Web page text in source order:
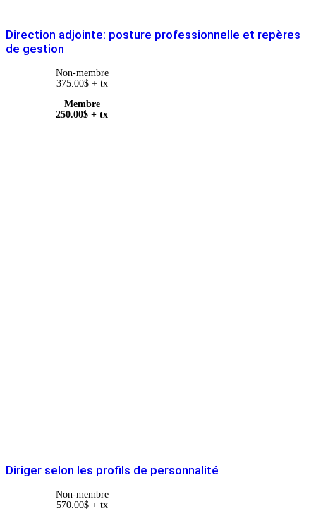
Direction adjointe: posture professionnelle et repères
de gestion
Non-membre
375.00$+ tx
Membre
250.00$ + tx
Diriger selon les profils de personnalité
Non-membre
570.00$+ tx